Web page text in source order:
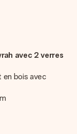
avec 2 verres
en bois avec